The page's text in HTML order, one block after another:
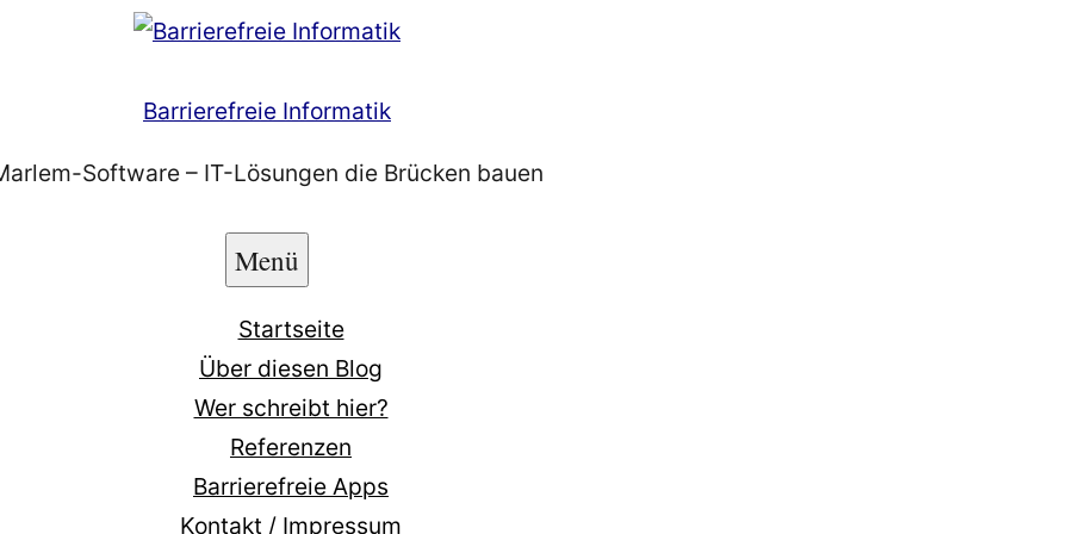
Barrierefreie Informatik
Software – IT-Lösungen die Brücken bauen
Menü
Startseite
Über diesen Blog
Wer schreibt hier?
Referenzen
Barrierefreie Apps
Kontakt / Impressum